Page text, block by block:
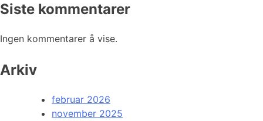
Siste kommentarer
Ingen kommentarer å vise.
Arkiv
februar 2026
november 2025